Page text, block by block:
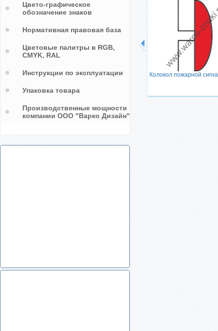
Колокол пожарной
Цвето-графическое
обозначение знаков
Нормативная правовая база
Цветовые палитры в RGB,
CMYK, RAL
Инструкции по эксплуатации
Упаковка товара
Производственные мощности
компании ООО "Варко Дизайн"